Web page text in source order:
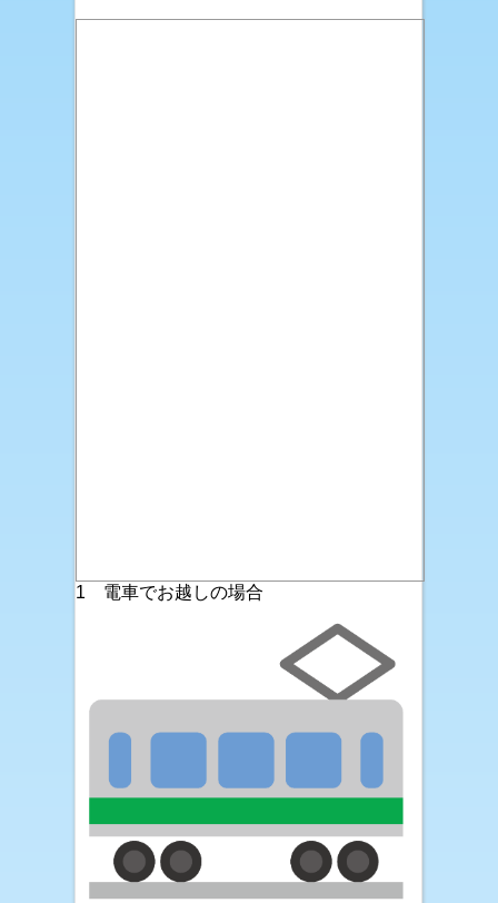
1 電車でお越しの場合